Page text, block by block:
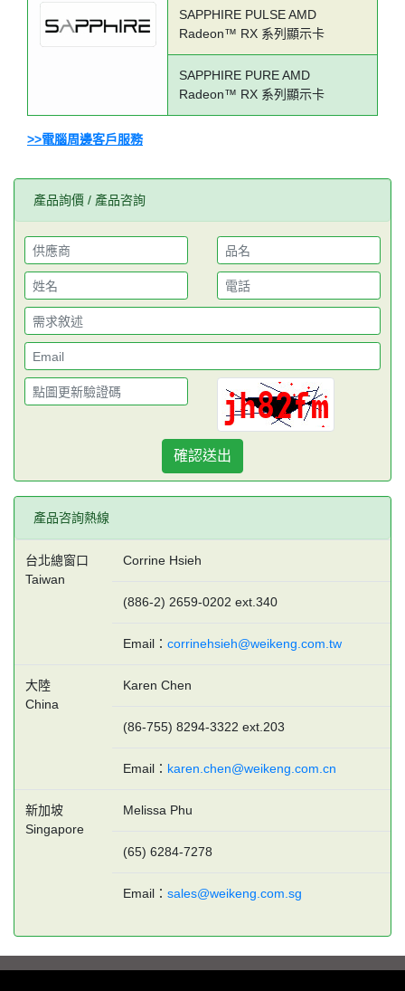
SAPPHIRE PULSE AMD
Radeon™ RX 系列顯示卡
SAPPHIRE PURE AMD
Radeon™ RX 系列顯示卡
>>電腦周邊客戶服務
產品詢價 / 產品咨詢
確認送出
產品咨詢熱線
台北總窗口
Taiwan
Corrine Hsieh
(886-2) 2659-0202 ext.340
Email： corrinehsieh@weikeng.com.tw
大陸
China
Karen Chen
(86-755) 8294-3322 ext.203
Email： karen.chen@weikeng.com.cn
新加坡
Singapore
Melissa Phu
(65) 6284-7278
Email： sales@weikeng.com.sg